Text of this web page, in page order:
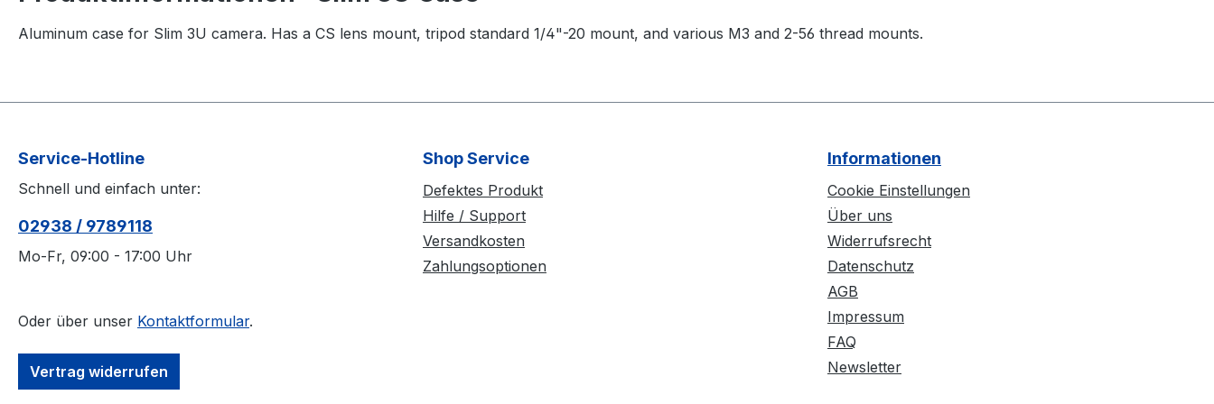
Aluminum case for Slim 3U camera. Has a CS lens mount, tripod standard 1/4"-20 mount, and various M3 and 2-56 thread mounts.
Service-Hotline
Schnell und einfach unter:
02938 / 9789118
Mo-Fr, 09:00 - 17:00 Uhr
Oder über unser Kontaktformular.
Vertrag widerrufen
Shop Service
Defektes Produkt
Hilfe / Support
Versandkosten
Zahlungsoptionen
Informationen
Cookie Einstellungen
Über uns
Widerrufsrecht
Datenschutz
AGB
Impressum
FAQ
Newsletter